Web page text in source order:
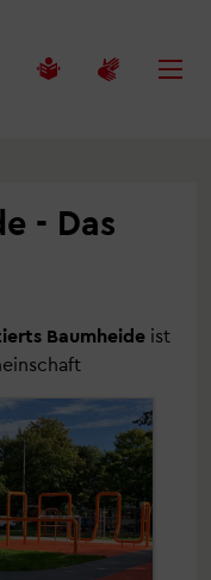
- Das
Baumheide ist